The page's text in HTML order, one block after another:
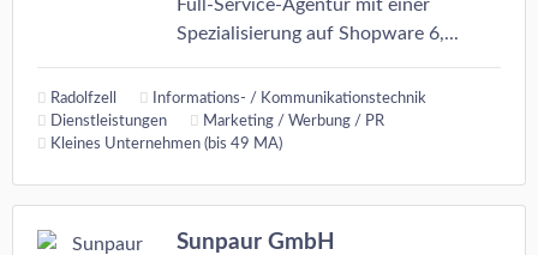
Full-Service-Agentur mit einer
Spezialisierung auf Shopware 6,...
Radolfzell
Informations- / Kommunikationstechnik
Dienstleistungen
Marketing / Werbung / PR
Kleines Unternehmen (bis 49 MA)
Sunpaur GmbH